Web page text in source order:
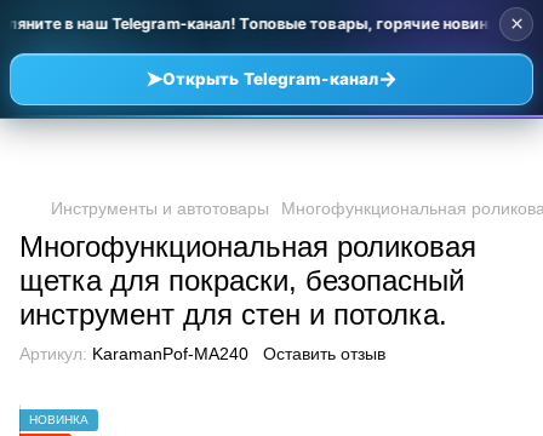
в наш Telegram-канал! Топовые товары, горячие новинки и
➤Открыть Telegram-канал→
×
Инструменты и автотовары Многофункциональная
Многофункциональная роликовая
щетка для покраски, безопасный
инструмент для стен и потолка.
Артикул: KaramanPof-MA240 Оставить отзыв
НОВИНКА